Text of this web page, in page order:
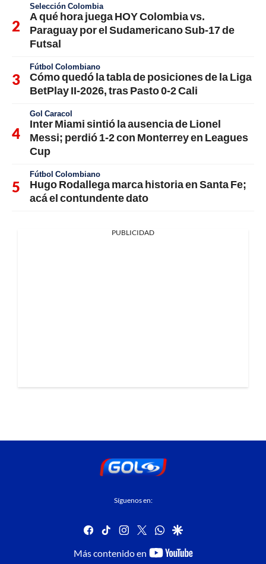
Selección Colombia
A qué hora juega HOY Colombia vs.
Paraguay por el Sudamericano Sub-17 de
Futsal
Fútbol Colombiano
Cómo quedó la tabla de posiciones de la Liga
BetPlay II-2026, tras Pasto 0-2 Cali
Gol Caracol
Inter Miami sintió la ausencia de Lionel
Messi; perdió 1-2 con Monterrey en Leagues
Cup
Fútbol Colombiano
Hugo Rodallega marca historia en Santa Fe;
acá el contundente dato
PUBLICIDAD
Síguenos en:
facebook
tiktok instagram
twitterwhatsapp
google
Más contenido en
youtube-